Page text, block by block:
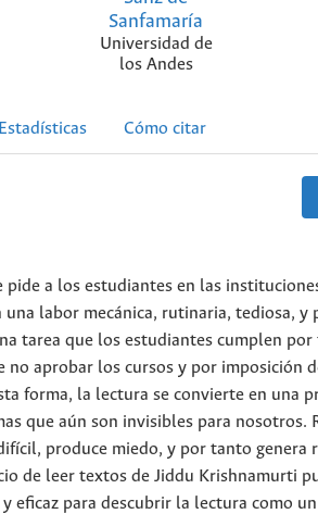
Sanfamaría
Universidad de
los Andes
Estadísticas Cómo citar
pide a los estudiantes en las
una labor mecánica, rutinaria, tediosa, y
tarea que los estudiantes cumplen por
no aprobar los cursos y por imposición
forma, la lectura se convierte en una
que aún son invisibles para nosotros.
produce miedo, y por tanto genera
de leer textos de Jiddu Krishnamurti
eficaz para descubrir la lectura como